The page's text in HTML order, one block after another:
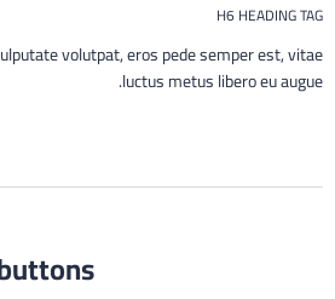
H6 HEADING TAG
volutpat, eros pede semper est, vitae
luctus metus libero eu augue.